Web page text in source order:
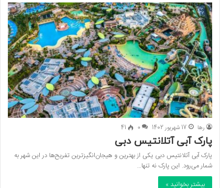
رها 17 شهریور 1402 0
41
پارک آبی آتلانتیس دبی
پارک آبی آتلانتیس دبی یکی از بهترین و هیجان‌انگیزترین تفریح‌ها در این شهر به
شمار می‌رود. این پارک نه تنها…
بیشتر بخوانید »